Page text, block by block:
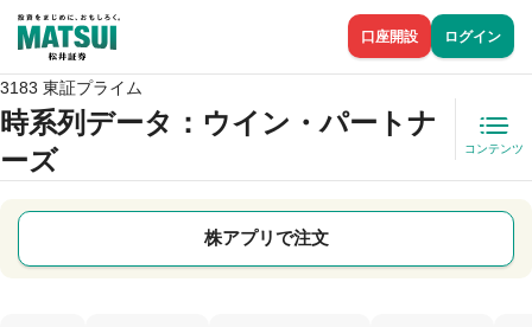
口座開設 ログイン
3183 東証プライム
時系列データ ：ウイン・パートナ
ーズ
コンテンツ
株アプリで注文